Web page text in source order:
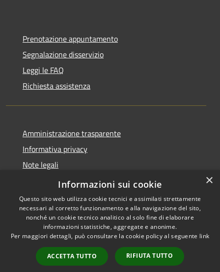
Prenotazione appuntamento
Segnalazione disservizio
Leggi le FAQ
Richiesta assistenza
Amministrazione trasparente
Informativa privacy
Note legali
Dichiarazione di accessibilità
Accessibilità
Copyright © 2026 • Città di
Erice • Powered by
Municipium•
Accesso
redazione
×
Informazioni sui cookie
Questo sito web utilizza cookie tecnici e assimilati strettamente
necessari al corretto funzionamento e alla navigazione del sito,
nonché un cookie tecnico analitico al solo fine di elaborare
informazioni statistiche, aggregate e anonime.
Per maggiori dettagli, può consultare la cookie policy al seguente link
ACCETTA TUTTO RIFIUTA TUTTO